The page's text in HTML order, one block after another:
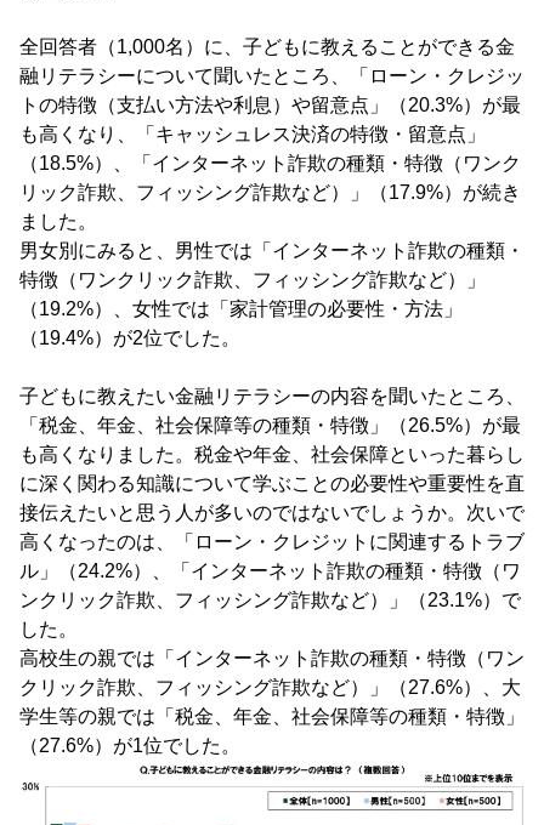
全回答者（1,000名）に、子どもに教えることができる金
融リテラシーについて聞いたところ、「ローン・クレジッ
トの特徴（支払い方法や利息）や留意点」（20.3%）が最
も高くなり、「キャッシュレス決済の特徴・留意点」
（18.5%）、「インターネット詐欺の種類・特徴（ワンク
リック詐欺、フィッシング詐欺など）」（17.9%）が続き
ました。
男女別にみると、男性では「インターネット詐欺の種類・
特徴（ワンクリック詐欺、フィッシング詐欺など）」
（19.2%）、女性では「家計管理の必要性・方法」
（19.4%）が2位でした。
子どもに教えたい金融リテラシーの内容を聞いたところ、
「税金、年金、社会保障等の種類・特徴」（26.5%）が最
も高くなりました。税金や年金、社会保障といった暮らし
に深く関わる知識について学ぶことの必要性や重要性を直
接伝えたいと思う人が多いのではないでしょうか。次いで
高くなったのは、「ローン・クレジットに関連するトラブ
ル」（24.2%）、「インターネット詐欺の種類・特徴（ワ
ンクリック詐欺、フィッシング詐欺など）」（23.1%）で
した。
高校生の親では「インターネット詐欺の種類・特徴（ワン
クリック詐欺、フィッシング詐欺など）」（27.6%）、大
学生等の親では「税金、年金、社会保障等の種類・特徴」
（27.6%）が1位でした。